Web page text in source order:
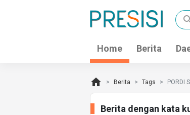
Home Berita
home Berita Tags PORDI
Berita dengan kata